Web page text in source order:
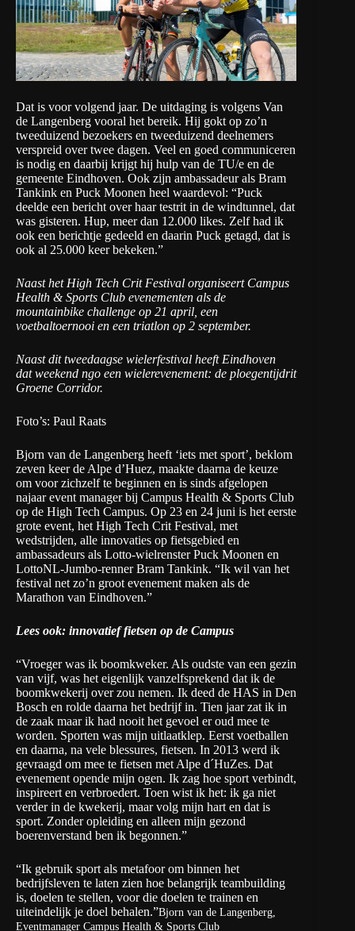
Dat is voor volgend jaar. De uitdaging is volgens Van
de Langenberg vooral het bereik. Hij gokt op zo’n
tweeduizend bezoekers en tweeduizend deelnemers
verspreid over twee dagen. Veel en goed communiceren
is nodig en daarbij krijgt hij hulp van de TU/e en de
gemeente Eindhoven. Ook zijn ambassadeur als Bram
Tankink en Puck Moonen heel waardevol: “Puck
deelde een bericht over haar testrit in de windtunnel, dat
was gisteren. Hup, meer dan 12.000 likes. Zelf had ik
ook een berichtje gedeeld en daarin Puck getagd, dat is
ook al 25.000 keer bekeken.”
Naast het High Tech Crit Festival organiseert Campus
Health & Sports Club evenementen als de
mountainbike challenge op 21 april, een
voetbaltoernooi en een triatlon op 2 september.
Naast dit tweedaagse wielerfestival heeft Eindhoven
dat weekend ngo een wielerevenement: de ploegentijdrit
Groene Corridor.
Foto’s: Paul Raats
Bjorn van de Langenberg heeft ‘iets met sport’, beklom
zeven keer de Alpe d’Huez, maakte daarna de keuze
om voor zichzelf te beginnen en is sinds afgelopen
najaar event manager bij Campus Health & Sports Club
op de High Tech Campus. Op 23 en 24 juni is het eerste
grote event, het High Tech Crit Festival, met
wedstrijden, alle innovaties op fietsgebied en
ambassadeurs als Lotto-wielrenster Puck Moonen en
LottoNL-Jumbo-renner Bram Tankink. “Ik wil van het
festival net zo’n groot evenement maken als de
Marathon van Eindhoven.”
Lees ook: innovatief fietsen op de Campus
“Vroeger was ik boomkweker. Als oudste van een gezin
van vijf, was het eigenlijk vanzelfsprekend dat ik de
boomkwekerij over zou nemen. Ik deed de HAS in Den
Bosch en rolde daarna het bedrijf in. Tien jaar zat ik in
de zaak maar ik had nooit het gevoel er oud mee te
worden. Sporten was mijn uitlaatklep. Eerst voetballen
en daarna, na vele blessures, fietsen. In 2013 werd ik
gevraagd om mee te fietsen met Alpe d´HuZes. Dat
evenement opende mijn ogen. Ik zag hoe sport verbindt,
inspireert en verbroedert. Toen wist ik het: ik ga niet
verder in de kwekerij, maar volg mijn hart en dat is
sport. Zonder opleiding en alleen mijn gezond
boerenverstand ben ik begonnen.”
“Ik gebruik sport als metafoor om binnen het
bedrijfsleven te laten zien hoe belangrijk teambuilding
is, doelen te stellen, voor die doelen te trainen en
uiteindelijk je doel behalen.”Bjorn van de Langenberg,
Eventmanager Campus Health & Sports Club